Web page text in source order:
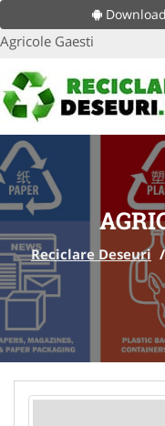
Agricole Gaesti
Reciclare Deseuri